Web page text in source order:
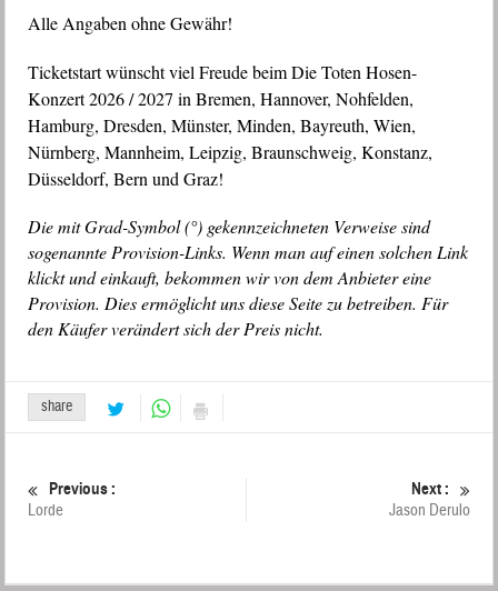
Alle Angaben ohne Gewähr!
Ticketstart wünscht viel Freude beim Die Toten Hosen-
Konzert 2026 / 2027 in Bremen, Hannover, Nohfelden,
Hamburg, Dresden, Münster, Minden, Bayreuth, Wien,
Nürnberg, Mannheim, Leipzig, Braunschweig, Konstanz,
Düsseldorf, Bern und Graz!
Die mit Grad-Symbol (°) gekennzeichneten Verweise sind
sogenannte Provision-Links. Wenn man auf einen solchen Link
klickt und einkauft, bekommen wir von dem Anbieter eine
Provision. Dies ermöglicht uns diese Seite zu betreiben. Für
den Käufer verändert sich der Preis nicht.
share
Previous :
Lorde
Next :
Jason Derulo